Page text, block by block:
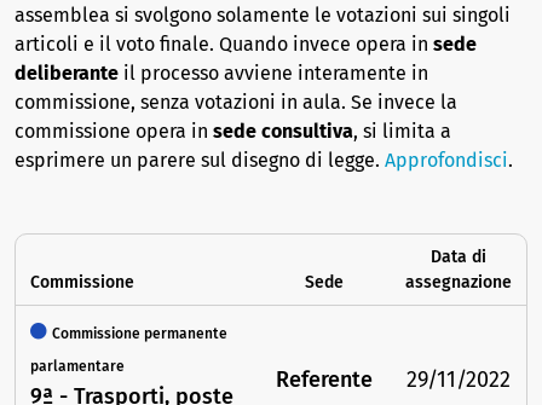
assemblea si svolgono solamente le votazioni sui singoli
articoli e il voto finale. Quando invece opera in sede
deliberante il processo avviene interamente in
commissione, senza votazioni in aula. Se invece la
commissione opera in sede consultiva, si limita a
esprimere un parere sul disegno di legge. Approfondisci.
Commissione Sede
Data di
assegnazione
Commissione permanente
parlamentare
9ª - Trasporti, poste
Referente 29/11/2022